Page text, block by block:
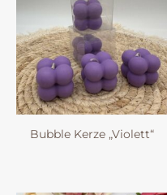
Bubble Kerze „Violett“